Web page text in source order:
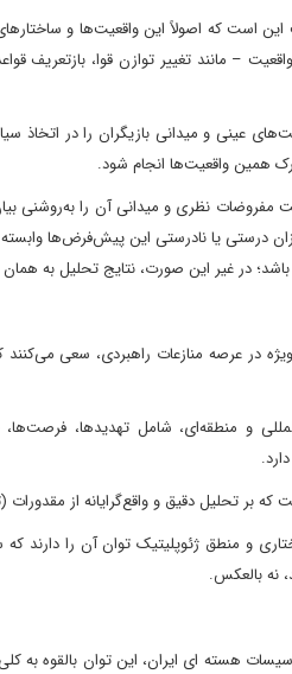
این است که اصولاً این واقعیت‌ها و
– مانند تغییر توازن قوا، بازتعریف
عینی و میدانی بازیگران را در
همین واقعیت‌ها انجام شود.
مفروضات نظری و میدانی آن را
درستی یا نادرستی این پیش‌فرض‌ها
در غیر این صورت، نتایج تحلیل به
در عرصه منازعات راهبردی، سعی
و منطقه‌ای، شامل تهدیدها،
و منطق ژئوپلیتیک توان آن را دارند
نه بالعکس.
هسته ای ایران، این توان بالقوه